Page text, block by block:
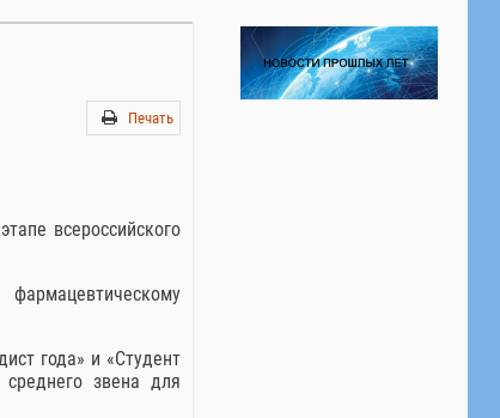
Печать
всероссийского
года» и «Студент
звена для